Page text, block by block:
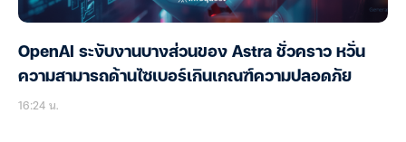
OpenAI ระงับงานบางส่วนของ Astra ชั่วคราว หวั่น
ความสามารถด้านไซเบอร์เกินเกณฑ์ความปลอดภัย
16:24 น.